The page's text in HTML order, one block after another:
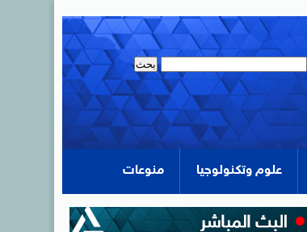
علوم وتكنولوجيا منوعات